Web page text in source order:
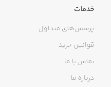
خدمات
پرسش‌های متداول
قوانین خرید
تماس با ما
درباره ما